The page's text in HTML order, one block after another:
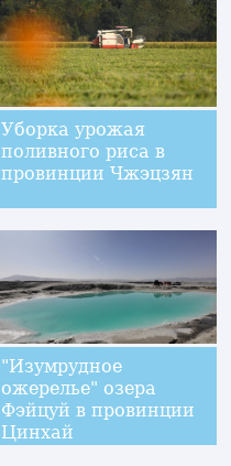
Уборка урожая
поливного риса в
провинции Чжэцзян
"Изумрудное
ожерелье" озера
Фэйцуй в провинции
Цинхай